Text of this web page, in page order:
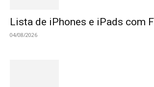
Lista de iPhones e iPads com
04/08/2026